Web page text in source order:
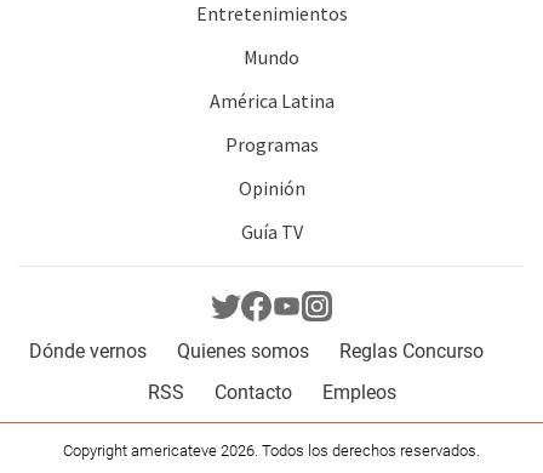
Entretenimientos
Mundo
América Latina
Programas
Opinión
Guía TV
Dónde vernos Quienes somos
Reglas Concurso
RSS
Contacto Empleos
Copyright americateve 2026. Todos los derechos reservados.